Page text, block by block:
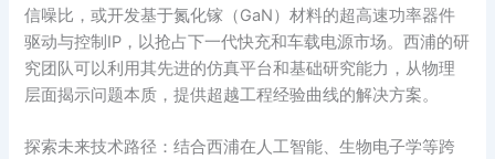
信噪比，或开发基于氮化镓（GaN）材料的超高速功率器件
驱动与控制IP，以抢占下一代快充和车载电源市场。西浦的研
究团队可以利用其先进的仿真平台和基础研究能力，从物理
层面揭示问题本质，提供超越工程经验曲线的解决方案。
探索未来技术路径：结合西浦在人工智能、生物电子学等跨